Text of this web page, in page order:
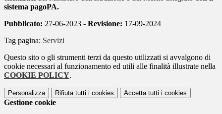
sistema pagoPA.
Pubblicato: 27-06-2023 - Revisione: 17-09-2024
Tag pagina: Servizi
Questo sito o gli strumenti terzi da questo utilizzati si avvalgono di
cookie necessari al funzionamento ed utili alle finalità illustrate nella
COOKIE POLICY.
Personalizza Rifiuta tutti i cookies Accetta tutti i cookies
Gestione cookie